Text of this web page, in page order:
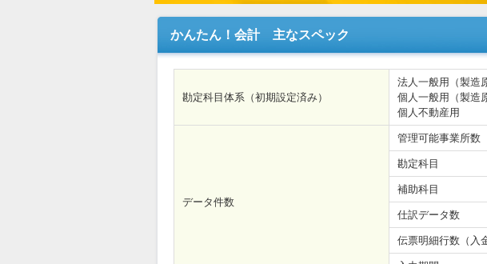
かんたん！会計 主なスペック
勘定科目体系（初期設定済み）
法人一般用（製造
個人一般用（製造
個人不動産用
データ件数
管理可能事業所数
勘定科目
補助科目
仕訳データ数
伝票明細行数（入